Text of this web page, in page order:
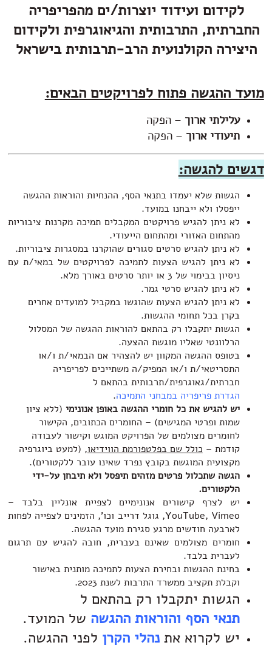
ועידוד יוצרות/ים מהפריפריה
התרבותית והגיאוגרפית ולקידום
הקולנועית הרב-תרבותית בישראל
ההגשה פתוח לפרויקטים הבאים:
ארוך– הפקה
ארוך– הפקה
להגשה:
שלא יעמדו בתנאי הסף, ההנחיות והוראות ההגשה
ולא ייבחנו במועד.
ניתן להגיש פרויקטים המקבלים תמיכה מקרנות ציבוריות
האזורי ומהתחום הייעודי.
ניתן להגיש סרטים סגורים שהוקרנו במסגרות ציבוריות.
ניתן להגיש הצעות לתמיכה לפרויקטים של במאי/ת עם
בבימוי של 3 או יותר סרטים באורך מלא.
ניתן להגיש סרטי גמר.
ניתן להגיש הצעות שהוגשו במקביל למועדים אחרים
בכל תחומי ההגשות.
יתקבלו רק בהתאם להוראות ההגשה של המסלול
שאליו מוגשת ההצעה.
ההגשה המקוון יש להצהיר אם הבמאי/ת ו/או
ת ו/או המפיק/ה משתייכים לפריפריה
גאוגרפית/תרבותית בהתאם ל
פריפריה במבחני התמיכה.
להגיש את כל חומרי ההגשה באופן אנונימי(ללא ציון
ופרטי המגישים) – החומרים הכתובים, הקישור
מצולמים של הפרויקט המוגש וקישור לעבודה
–כולל שםבפלטפורמת הווידיאו , (למעט ביוגרפיה
המוגשת בקובץ נפרד שאינו עובר ללקטורים).
שתכלול פרטים מזהים תיפסל ולא תיבחן על-ידי
לצרף קישורים אנונימיים לצפיית אונליין בלבד –
YouTube, Vimeo, גוגל דרייב וכו', הזמינים לצפייה לפחות
חודשים מרגע סגירת מועד ההגשה.
מצולמים שאינם בעברית, חובה להגיש עם תרגום
בלבד.
ההגשות ובחירת הצעות לתמיכה מותנית באישור
תקציב ממשרד התרבות לשנת 2023.
יתקבלו רק בהתאם ל
הסף והוראות ההגשהשל המועד.
לקרוא אתנהלי הקרן לפני ההגשה.